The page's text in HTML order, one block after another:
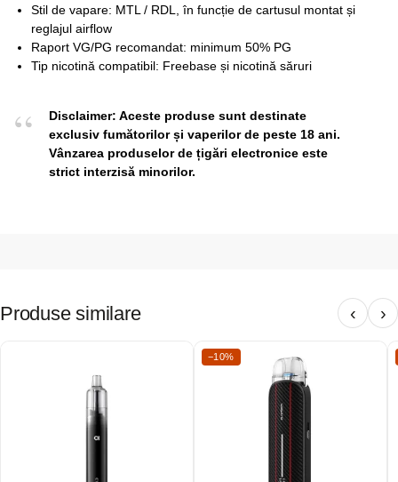
Stil de vapare: MTL / RDL, în funcție de cartusul montat și
reglajul airflow
Raport VG/PG recomandat: minimum 50% PG
Tip nicotină compatibil: Freebase și nicotină săruri
Disclaimer: Aceste produse sunt destinate
exclusiv fumătorilor și vaperilor de peste 18 ani.
Vânzarea produselor de țigări electronice este
strict interzisă minorilor.
Produse similare ‹ ›
−10%